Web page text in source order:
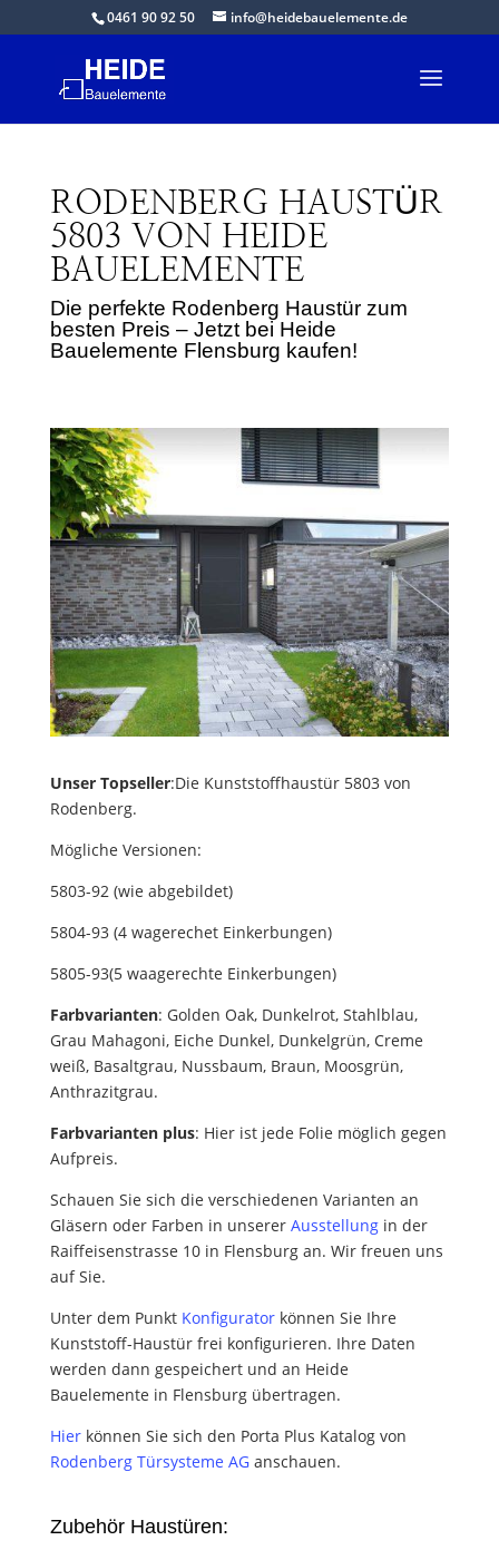
0461 90 92 50 info@heidebauelemente.de
RODENBERG HAUSTÜR
5803 VON HEIDE
BAUELEMENTE
Die perfekte Rodenberg Haustür zum
besten Preis – Jetzt bei Heide
Bauelemente Flensburg kaufen!
Unser Topseller:Die Kunststoffhaustür 5803 von
Rodenberg.
Mögliche Versionen:
5803-92 (wie abgebildet)
5804-93 (4 wagerechet Einkerbungen)
5805-93(5 waagerechte Einkerbungen)
Farbvarianten: Golden Oak, Dunkelrot, Stahlblau,
Grau Mahagoni, Eiche Dunkel, Dunkelgrün, Creme
weiß, Basaltgrau, Nussbaum, Braun, Moosgrün,
Anthrazitgrau.
Farbvarianten plus: Hier ist jede Folie möglich gegen
Aufpreis.
Schauen Sie sich die verschiedenen Varianten an
Gläsern oder Farben in unserer Ausstellungin der
Raiffeisenstrasse 10 in Flensburg an. Wir freuen uns
auf Sie.
Unter dem Punkt Konfiguratorkönnen Sie Ihre
Kunststoff-Haustür frei konfigurieren. Ihre Daten
werden dann gespeichert und an Heide
Bauelemente in Flensburg übertragen.
Hierkönnen Sie sich den Porta Plus Katalog von
Rodenberg Türsysteme AG anschauen.
Zubehör Haustüren: